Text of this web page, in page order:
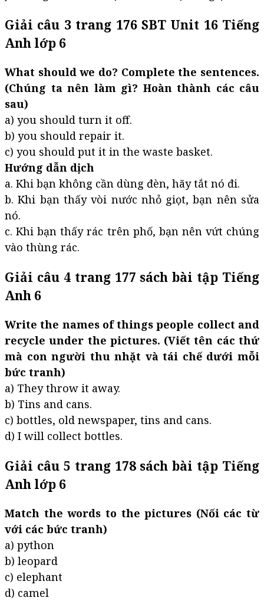
Giải câu 3 trang 176 SBT Unit 16 Tiếng
Anh lớp 6
What should we do? Complete the sentences.
(Chúng ta nên làm gì? Hoàn thành các câu
sau)
a) you should turn it off.
b) you should repair it.
c) you should put it in the waste basket.
Hướng dẫn dịch
a. Khi bạn không cần dùng đèn, hãy tắt nó đi.
b. Khi bạn thấy vòi nước nhỏ giọt, bạn nên sửa
nó.
c. Khi bạn thấy rác trên phố, bạn nên vứt chúng
vào thùng rác.
Giải câu 4 trang 177 sách bài tập Tiếng
Anh 6
Write the names of things people collect and
recycle under the pictures. (Viết tên các thứ
mà con người thu nhặt và tái chế dưới mỗi
bức tranh)
a) They throw it away.
b) Tins and cans.
c) bottles, old newspaper, tins and cans.
d) I will collect bottles.
Giải câu 5 trang 178 sách bài tập Tiếng
Anh lớp 6
Match the words to the pictures (Nối các từ
với các bức tranh)
a) python
b) leopard
c) elephant
d) camel